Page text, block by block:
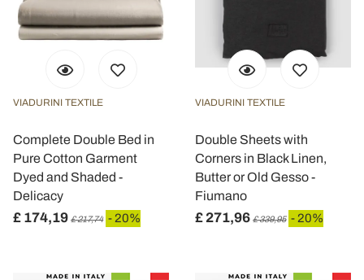
VIADURINI TEXTILE
Complete Double Bed in
Pure Cotton Garment
Dyed and Shaded -
Delicacy
£ 174,19 £ 217,74 - 20%
VIADURINI TEXTILE
Double Sheets with
Corners in Black Linen,
Butter or Old Gesso -
Fiumano
£ 271,96 £ 339,95 - 20%